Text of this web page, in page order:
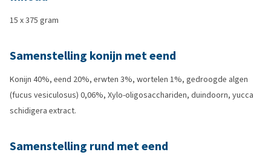
15 x 375 gram
Samenstelling konijn met eend
Konijn 40%, eend 20%, erwten 3%, wortelen 1%, gedroogde algen
(fucus vesiculosus) 0,06%, Xylo-oligosacchariden, duindoorn, yucca
schidigera extract.
Samenstelling rund met eend